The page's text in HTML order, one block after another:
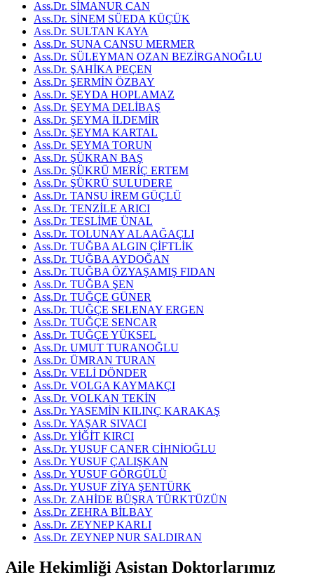
Ass.Dr. SİMANUR CAN
Ass.Dr. SİNEM SÜEDA KÜÇÜK
Ass.Dr. SULTAN KAYA
Ass.Dr. SUNA CANSU MERMER
Ass.Dr. SÜLEYMAN OZAN BEZİRGANOĞLU
Ass.Dr. ŞAHİKA PEÇEN
Ass.Dr. ŞERMİN ÖZBAY
Ass.Dr. ŞEYDA HOPLAMAZ
Ass.Dr. ŞEYMA DELİBAŞ
Ass.Dr. ŞEYMA İLDEMİR
Ass.Dr. ŞEYMA KARTAL
Ass.Dr. ŞEYMA TORUN
Ass.Dr. ŞÜKRAN BAŞ
Ass.Dr. ŞÜKRÜ MERİÇ ERTEM
Ass.Dr. ŞÜKRÜ SULUDERE
Ass.Dr. TANSU İREM GÜÇLÜ
Ass.Dr. TENZİLE ARICI
Ass.Dr. TESLİME ÜNAL
Ass.Dr. TOLUNAY ALAAĞAÇLI
Ass.Dr. TUĞBA ALGIN ÇİFTLİK
Ass.Dr. TUĞBA AYDOĞAN
Ass.Dr. TUĞBA ÖZYAŞAMIŞ FIDAN
Ass.Dr. TUĞBA ŞEN
Ass.Dr. TUĞÇE GÜNER
Ass.Dr. TUĞÇE SELENAY ERGEN
Ass.Dr. TUĞÇE SENCAR
Ass.Dr. TUĞÇE YÜKSEL
Ass.Dr. UMUT TURANOĞLU
Ass.Dr. ÜMRAN TURAN
Ass.Dr. VELİ DÖNDER
Ass.Dr. VOLGA KAYMAKÇI
Ass.Dr. VOLKAN TEKİN
Ass.Dr. YASEMİN KILINÇ KARAKAŞ
Ass.Dr. YAŞAR SIVACI
Ass.Dr. YİĞİT KIRCI
Ass.Dr. YUSUF CANER CİHNİOĞLU
Ass.Dr. YUSUF ÇALIŞKAN
Ass.Dr. YUSUF GÖRGÜLÜ
Ass.Dr. YUSUF ZİYA ŞENTÜRK
Ass.Dr. ZAHİDE BÜŞRA TÜRKTÜZÜN
Ass.Dr. ZEHRA BİLBAY
Ass.Dr. ZEYNEP KARLI
Ass.Dr. ZEYNEP NUR SALDIRAN
Aile Hekimliği Asistan Doktorlarımız